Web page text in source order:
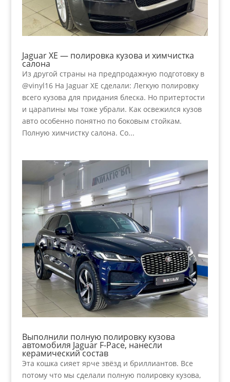
Jaguar XE — полировка кузова и химчистка
салона
Из другой страны на предпродажную подготовку в
@vinyl16 На Jaguar XE сделали: Легкую полировку
всего кузова для придания блеска. Но притертости
и царапины мы тоже убрали. Как освежился кузов
авто особенно понятно по боковым стойкам.
Полную химчистку салона. Со...
Выполнили полную полировку кузова
автомобиля Jaguar F-Pace, нанесли
керамический состав
Эта кошка сияет ярче звёзд и бриллиантов. Все
потому что мы сделали полную полировку кузова,